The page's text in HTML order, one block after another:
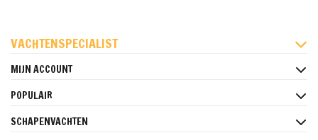
VACHTENSPECIALIST
MIJN ACCOUNT
POPULAIR
SCHAPENVACHTEN